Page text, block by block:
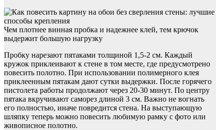
Чем плотнее винная пробка и надежнее клей, тем крючок
выдержит большую нагрузку
Пробку нарезают пятаками толщиной 1,5-2 см. Каждый
кружок приклеивают к стене в том месте, где предусмотрено
повесить полотно. При использовании полимерного клея
приклеенным пятакам дают сутки выдержки. После горячего
пистолета работы продолжают через 20-30 минут. По центру
пятака вкручивают саморез длиной 3 см. Важно не вогнать
его полностью, иначе повредится стена. На выступающую
шляпку теперь можно повесить любимую рамку с фото или
живописное полотно.